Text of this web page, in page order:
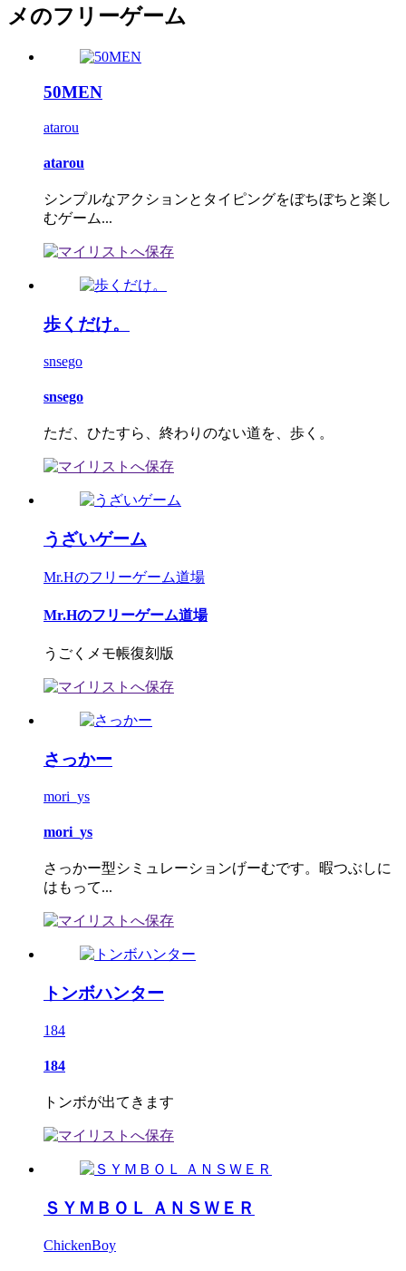
メのフリーゲーム
50MEN
atarou
atarou
シンプルなアクションとタイピングをぼちぼちと楽し
むゲーム...
歩くだけ。
snsego
snsego
ただ、ひたすら、終わりのない道を、歩く。
うざいゲーム
Mr.Hのフリーゲーム道場
Mr.Hのフリーゲーム道場
うごくメモ帳復刻版
さっかー
mori_ys
mori_ys
さっかー型シミュレーションげーむです。暇つぶしに
はもって...
トンボハンター
184
184
トンボが出てきます
ＳＹＭＢＯＬ ＡＮＳＷＥＲ
ChickenBoy